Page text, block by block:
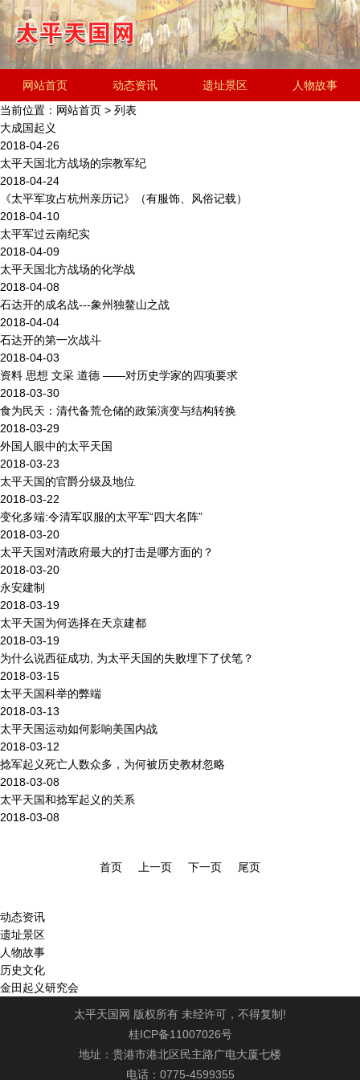
网站首页 动态资讯 遗址景区 人物故事
历史文化 金田起义研究会
当前位置： 网站首页 > 列表
大成国起义
2018-04-26
太平天国北方战场的宗教军纪
2018-04-24
《太平军攻占杭州亲历记》（有服饰、风俗记载）
2018-04-10
太平军过云南纪实
2018-04-09
太平天国北方战场的化学战
2018-04-08
石达开的成名战---象州独鳌山之战
2018-04-04
石达开的第一次战斗
2018-04-03
资料 思想 文采 道德 ——对历史学家的四项要求
2018-03-30
食为民天：清代备荒仓储的政策演变与结构转换
2018-03-29
外国人眼中的太平天国
2018-03-23
太平天国的官爵分级及地位
2018-03-22
变化多端:令清军叹服的太平军“四大名阵”
2018-03-20
太平天国对清政府最大的打击是哪方面的？
2018-03-20
永安建制
2018-03-19
太平天国为何选择在天京建都
2018-03-19
为什么说西征成功, 为太平天国的失败埋下了伏笔？
2018-03-15
太平天国科举的弊端
2018-03-13
太平天国运动如何影响美国内战
2018-03-12
捻军起义死亡人数众多，为何被历史教材忽略
2018-03-08
太平天国和捻军起义的关系
2018-03-08
首页 上一页 下一页 尾页
动态资讯
遗址景区
人物故事
历史文化
金田起义研究会
太平天国网 版权所有 未经许可，不得复制!
桂ICP备11007026号
地址：贵港市港北区民主路广电大厦七楼
电话：0775-4599355